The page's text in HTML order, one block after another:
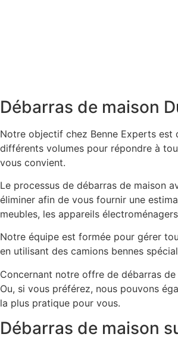
Débarras de maison
Notre objectif chez Benne Experts est
différents volumes pour répondre à
vous convient.
Le processus de débarras de maison
éliminer afin de vous fournir une
meubles, les appareils
Notre équipe est formée pour gérer
en utilisant des camions bennes
Concernant notre offre de débarras
Ou, si vous préférez, nous pouvons
la plus pratique pour vous.
Débarras de maison